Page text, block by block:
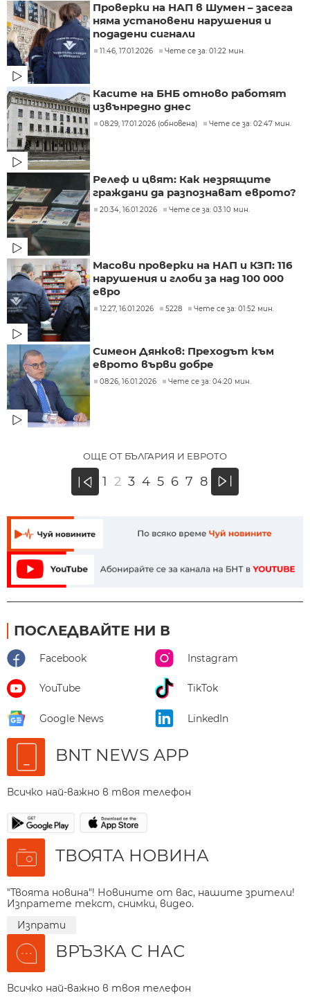
Проверки на НАП в Шумен – засега
няма установени нарушения и
подадени сигнали
11:46, 17.01.2026 Чете се за: 01:22 мин.
Касите на БНБ отново работят
извънредно днес
08:29, 17.01.2026 (обновена) Чете се за: 02:47 мин.
Релеф и цвят: Как незрящите
граждани да разпознават еврото?
20:34, 16.01.2026 Чете се за: 03:10 мин.
Масови проверки на НАП и КЗП: 116
нарушения и глоби за над 100 000
евро
12:27, 16.01.2026 5228 Чете се за: 01:52 мин.
Симеон Дянков: Преходът към
еврото върви добре
08:26, 16.01.2026 Чете се за: 04:20 мин.
ОЩЕ ОТ БЪЛГАРИЯ И ЕВРОТО
« 1 2 3 4 5 6 7 8 »
ПОСЛЕДВАЙТЕ НИ В
Facebook Instagram
YouTube TikTok
Google News LinkedIn
BNT NEWS APP
Всичко най-важно в твоя телефон
ТВОЯТА НОВИНА
"Твоята новина"! Новините от вас, нашите зрители!
Изпратете текст, снимки, видео.
Изпрати
ВРЪЗКА С НАС
Всичко най-важно в твоя телефон